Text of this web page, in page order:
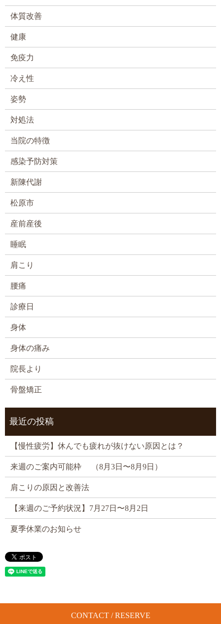
体質改善
健康
免疫力
冷え性
姿勢
対処法
当院の特徴
感染予防対策
新陳代謝
松原市
産前産後
睡眠
肩こり
腰痛
診療日
身体
身体の痛み
院長より
骨盤矯正
最近の投稿
【慢性疲労】休んでも疲れが抜けない原因とは？
来週のご案内可能枠 （8月3日〜8月9日）
肩こりの原因と改善法
【来週のご予約状況】7月27日〜8月2日
夏季休業のお知らせ
CONTACT / RESERVE